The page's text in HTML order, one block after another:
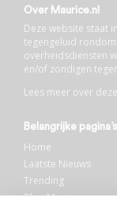
Over Maurice.nl
Deze website staat
tegengeluid
overheidsdiensten
en/of zondigen
Lees meer over
Belangrijke pagina’s
Home
Laatste Nieuws
Trending
Blog Maurice